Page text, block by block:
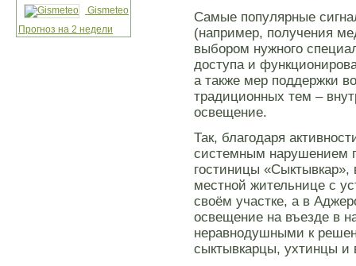
Gismeteo
Прогноз на 2 недели
Самые популярные
(например, получения
выбором нужного
доступа и
а также мер поддержки
традиционных тем –
освещение.
Так, благодаря
системным нарушением
гостиницы
местной жительнице с
своём участке, а в
освещение на въезде в
неравнодушными к
сыктывкарцы, ухтинцы и